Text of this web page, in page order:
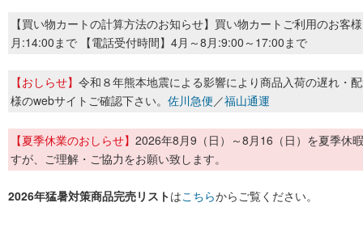
【買い物カートの計算方法のお知らせ】買い物カートご利用のお客
月:14:00まで 【電話受付時間】4月～8月:9:00～17:00まで
【おしらせ】 令和８年熊本地震による影響により商品入荷の遅れ・
様のwebサイトご確認下さい。 佐川急便／福山通運
【夏季休業のおしらせ】 2026年8月9（日）～8月16（日）を夏季休
すが、ご理解・ご協力をお願い致します。
2026年猛暑対策商品完売リストはこちらからご覧ください。